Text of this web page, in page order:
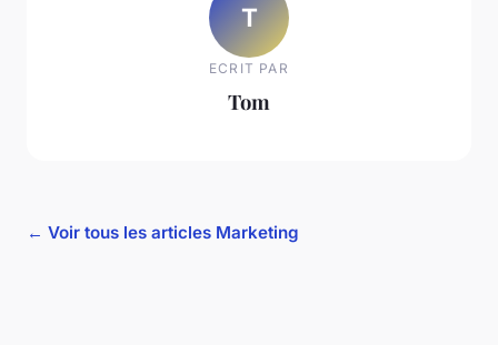
T
ECRIT PAR
Tom
← Voir tous les articles Marketing